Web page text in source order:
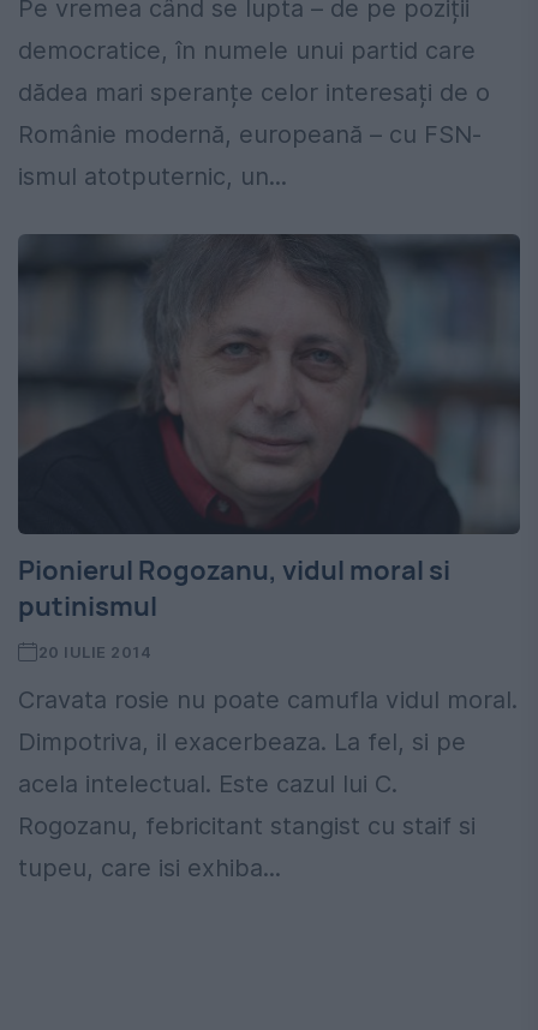
Pe vremea când se lupta – de pe poziții
democratice, în numele unui partid care
dădea mari speranțe celor interesați de o
Românie modernă, europeană – cu FSN-
ismul atotputernic, un...
Pionierul Rogozanu, vidul moral si
putinismul
20 IULIE 2014
Cravata rosie nu poate camufla vidul moral.
Dimpotriva, il exacerbeaza. La fel, si pe
acela intelectual. Este cazul lui C.
Rogozanu, febricitant stangist cu staif si
tupeu, care isi exhiba...